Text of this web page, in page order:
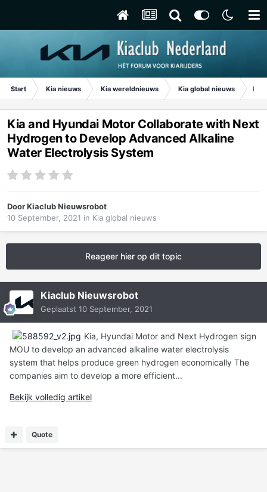
Start Kia nieuws Kia wereldnieuws Kia global nieuws Kia
Kia and Hyundai Motor Collaborate with Next
Hydrogen to Develop Advanced Alkaline
Water Electrolysis System
DoorKiaclub Nieuwsrobot
10 September, 2021 in Kia global nieuws
Reageer hier op dit topic
Kiaclub Nieuwsrobot
Geplaatst 10 September, 2021
Kia, Hyundai Motor and Next Hydrogen sign
MOU to develop an advanced alkaline water electrolysis
system that helps produce green hydrogen economically The
companies aim to develop a more efficient...
Bekijk volledig artikel
Quote